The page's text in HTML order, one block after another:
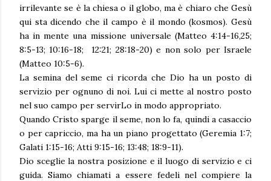
irrilevante se è la chiesa o il globo, ma è chiaro che Gesù
qui sta dicendo che il campo è il mondo (kosmos). Gesù
ha in mente una missione universale (Matteo 4:14-16,25;
8:5-13; 10:16-18; 12:21; 28:18-20) e non solo per Israele
(Matteo 10:5-6).
La semina del seme ci ricorda che Dio ha un posto di
servizio per ognuno di noi. Lui ci mette al nostro posto
nel suo campo per servirLo in modo appropriato.
Quando Cristo sparge il seme, non lo fa, quindi a casaccio
o per capriccio, ma ha un piano progettato (Geremia 1:7;
Galati 1:15-16; Atti 9:15-16; 13:48; 18:9-11).
Dio sceglie la nostra posizione e il luogo di servizio e ci
guida. Siamo chiamati a essere fedeli nel compiere la